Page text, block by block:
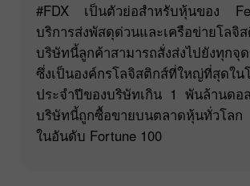
#FDX เป็นตัวย่อสำหรับหุ้นของ
บริการส่งพัสดุด่วนและเครือข่ายโ
บริษัทนี้ลูกค้าสามารถสั่งส่งไปยังทุกจุ
ซึ่งเป็นองค์กรโลจิสติกส์ที่ใหญ่ที่สุด
ประจำปีของบริษัทเกิน 1 พันล้านดอ
บริษัทนี้ถูกซื้อขายบนตลาดหุ้นทั่วโล
ในอันดับ Fortune 100